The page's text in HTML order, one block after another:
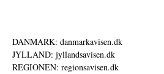
DANMARK: danmarkavisen.dk
JYLLAND: jyllandsavisen.dk
REGIONEN: regionsavisen.dk